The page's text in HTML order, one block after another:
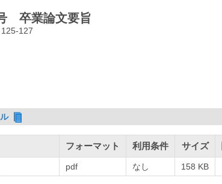
卒業論文要旨
127
フォーマット 利用条件 サイズ
pdf なし 158 KB